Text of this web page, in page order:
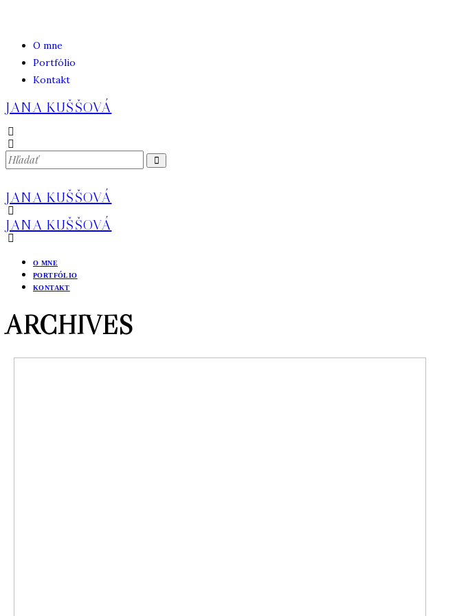
O mne
Portfólio
Kontakt
JANA KUŠŠOVÁ
JANA KUŠŠOVÁ
JANA KUŠŠOVÁ
O MNE
PORTFÓLIO
KONTAKT
ARCHIVES